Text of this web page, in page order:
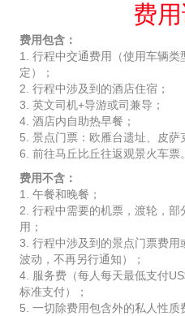
费
费用包含：
1. 行程中交通费用（使用车辆
定）；
2. 行程中涉及到的酒店住宿；
3. 英文司机+导游或司兼导；
4. 酒店内自助热早餐；
5. 景点门票：欧雁台遗址、皮萨
6. 前往马丘比丘往返观景火车票。
费用不含：
1. 午餐和晚餐；
2. 行程中需要的机票，渡轮，
用；
3. 行程中涉及到的景点门票费用
波动，不再另行通知）；
4. 服务费（每人每天最低支付
标准支付）；
5. 一切除费用包含外的私人性质